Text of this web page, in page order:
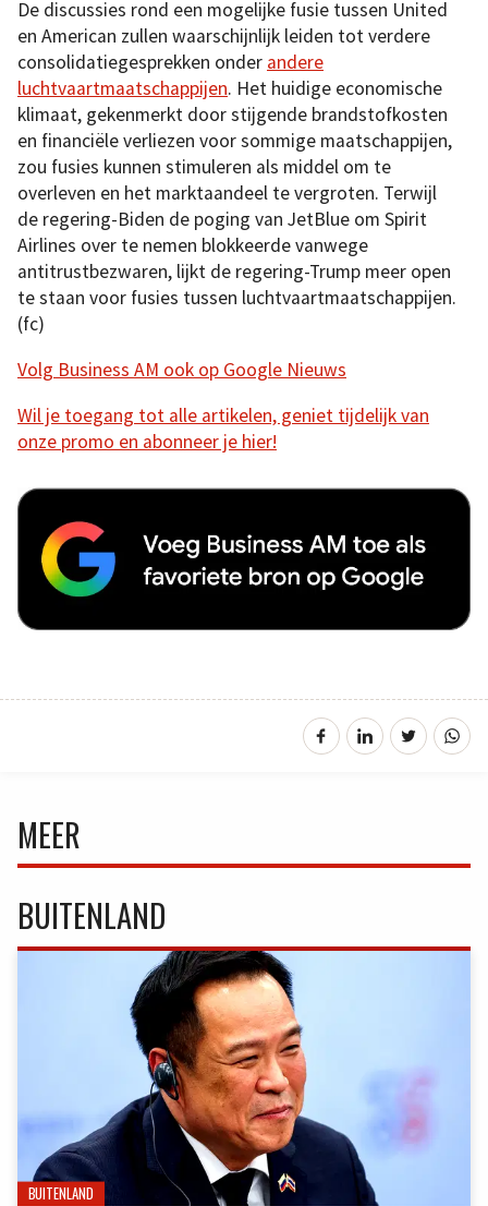
De discussies rond een mogelijke fusie tussen United
en American zullen waarschijnlijk leiden tot verdere
consolidatiegesprekken onder andere
luchtvaartmaatschappijen. Het huidige economische
klimaat, gekenmerkt door stijgende brandstofkosten
en financiële verliezen voor sommige maatschappijen,
zou fusies kunnen stimuleren als middel om te
overleven en het marktaandeel te vergroten. Terwijl
de regering-Biden de poging van JetBlue om Spirit
Airlines over te nemen blokkeerde vanwege
antitrustbezwaren, lijkt de regering-Trump meer open
te staan voor fusies tussen luchtvaartmaatschappijen.
(fc)
Volg Business AM ook op Google Nieuws
Wil je toegang tot alle artikelen, geniet tijdelijk van
onze promo en abonneer je hier!
MEER
BUITENLAND
BUITENLAND